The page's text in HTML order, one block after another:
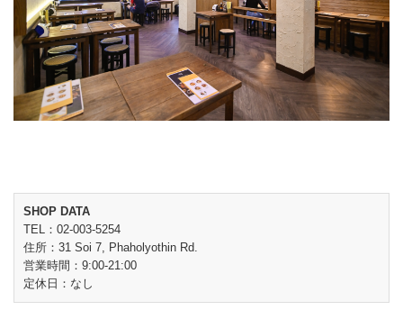
SHOP DATA
TEL：02-003-5254
住所：31 Soi 7, Phaholyothin Rd.
営業時間：9:00-21:00
定休日：なし